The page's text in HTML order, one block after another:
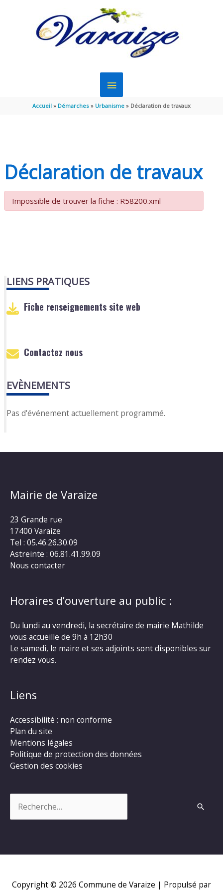
MENU
PRINCIPAL
Accueil Démarches Urbanisme Déclaration de travaux
Déclaration de travaux
Impossible de trouver la fiche : R58200.xml
LIENS PRATIQUES
Fiche renseignements site web
Contactez nous
EVÈNEMENTS
Pas d'événement actuellement programmé.
Mairie de Varaize
23 Grande rue
17400 Varaize
Tel : 05.46.26.30.09
Astreinte : 06.81.41.99.09
Nous contacter
Horaires d’ouverture au public :
Du lundi au vendredi, la secrétaire de mairie Mathilde
vous accueille de 9h à 12h30
Le samedi, le maire et ses adjoints sont disponibles sur
rendez vous.
Liens
Accessibilité : non conforme
Plan du site
Mentions légales
Politique de protection des données
Gestion des cookies
Copyright © 2026 Commune de Varaize | Propulsé par